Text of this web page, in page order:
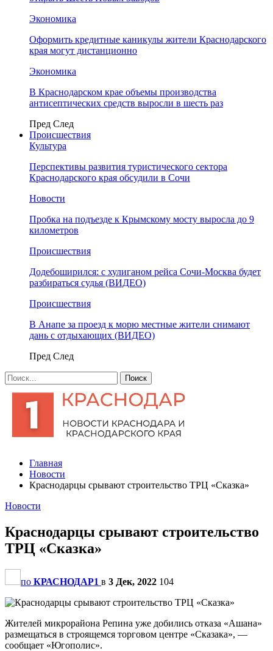
Экономика
Оформить кредитные каникулы жители Краснодарского
края могут дистанционно
Экономика
В Краснодарском крае объемы производства
антисептических средств выросли в шесть раз
Пред След
Происшествия
Культура
Перспективы развития туристического сектора
Краснодарского края обсудили в Сочи
Новости
Пробка на подъезде к Крымскому мосту выросла до 9
километров
Происшествия
Додебоширился: с хулиганом рейса Сочи-Москва будет
разбираться судья (ВИДЕО)
Происшествия
В Анапе за проезд к морю местные жители снимают
дань с отдыхающих (ВИДЕО)
Пред След
Главная
Новости
Краснодарцы срывают строительство ТРЦ «Сказка»
Новости
Краснодарцы срывают строительство
ТРЦ «Сказка»
по КРАСНОДАР1 в 3 Дек, 2022 104
Жителей микрорайона Репина уже добились отказа «Ашана»
размещаться в строящемся торговом центре «Сказака», —
сообщает «Югополис».